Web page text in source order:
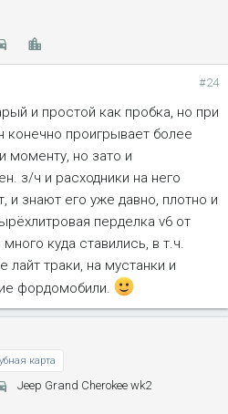
#24
и простой как пробка, но при
конечно проигрывает более
моменту, но зато и
з/ч и расходники на него
и знают его уже давно, плотно и
перделка v6 от
куда ставились, в т.ч.
лайт траки, на мустанки и
фордомобили.
карта
Jeep Grand Cherokee wk2